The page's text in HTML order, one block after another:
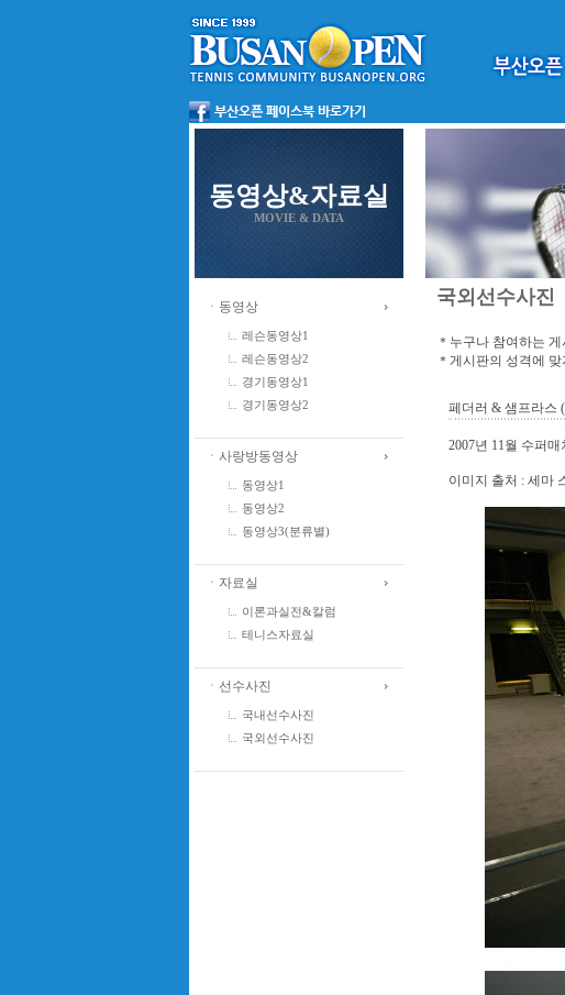
동영상&자료실
MOVIE & DATA
ㆍ동영상
레슨동영상1
레슨동영상2
경기동영상1
경기동영상2
ㆍ사랑방동영상
동영상1
동영상2
동영상3(분류별)
ㆍ자료실
이론과실전&칼럼
테니스자료실
ㆍ선수사진
국내선수사진
국외선수사진
국외선수사진
＊누구나 참여하는
＊게시판의 성격에
페더러 & 샘프라스
2007년 11월 수퍼
이미지 출처 : 세마